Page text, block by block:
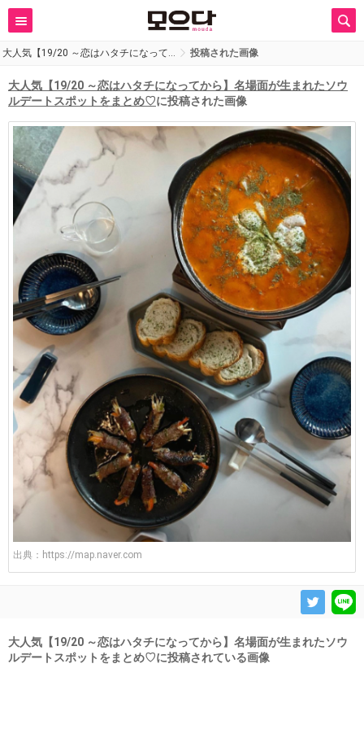
大人気【19/20 ～恋はハタチになって… 投稿された画像
大人気【19/20 ～恋はハタチになってから】名場面が生まれたソウ
ルデートスポットをまとめ♡に投稿された画像
出典： https://map.naver.com
大人気【19/20 ～恋はハタチになってから】名場面が生まれたソウ
ルデートスポットをまとめ♡に投稿されている画像